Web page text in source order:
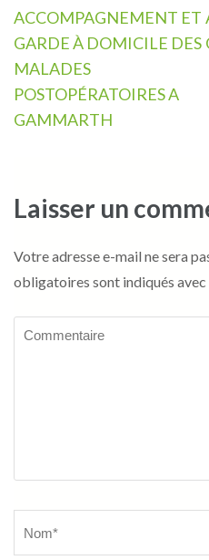
Navigation
de
l’article
ACCOMPAGNEMENT ET
GARDE À DOMICILE DES
MALADES
POSTOPÉRATOIRES A
GAMMARTH
Laisser un
Votre adresse e-mail ne sera
obligatoires sont indiqués avec
Commentaire